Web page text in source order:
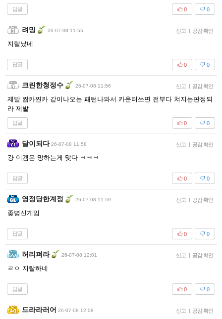
답글 0
0
려밍 26-07-08 11:55 신고 공감 확인
지랄났네
답글 0
0
크린한청정수 26-07-08 11:56 신고 공감 확인
제발 짭카찐카 같이나오는 패턴나와서 카운터쓰면 전부다 쳐지는판정되
라 제발
답글 0
0
달이되다 26-07-08 11:58 신고 공감 확인
걍 이겜은 망하는게 맞다 ㅋㅋㅋ
답글 0
0
영정당한계정 26-07-08 11:59 신고 공감 확인
좆병신게임
답글 0
0
허리펴라 26-07-08 12:01 신고 공감 확인
ㄹㅇ 지랄하네
답글 0
0
드라라러어 26-07-08 12:08 신고 공감 확인